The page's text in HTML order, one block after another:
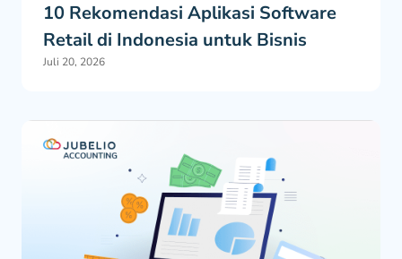
10 Rekomendasi Aplikasi Software
Retail di Indonesia untuk Bisnis
Juli 20, 2026